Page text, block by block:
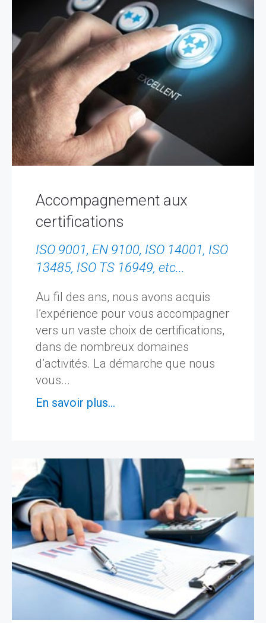
Accompagnement aux
certifications
ISO 9001, EN 9100, ISO 14001, ISO
13485, ISO TS 16949, etc...
Au fil des ans, nous avons acquis
l’expérience pour vous accompagner
vers un vaste choix de certifications,
dans de nombreux domaines
d’activités. La démarche que nous
vous...
En savoir plus...